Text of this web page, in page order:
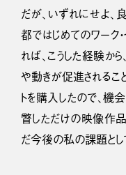
だが、いずれにせよ、
都ではじめてのワーク
れば、こうした経験か
や動きが促進されるこ
トを購入したので、機
瞥しただけの映像作品
だ今後の私の課題とし